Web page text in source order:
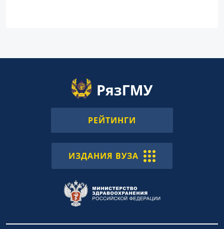
РЕЙТИНГИ
ИЗДАНИЯ ВУЗА